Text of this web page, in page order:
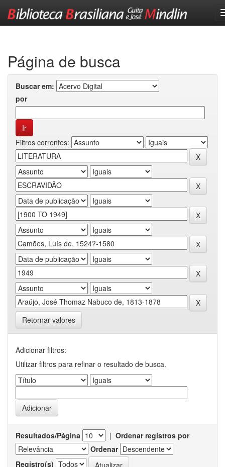
Página de busca
Buscar em:
por
Filtros correntes:
Retornar valores
Adicionar filtros:
Utilizar filtros para refinar o resultado de busca.
Resultados/Página | Ordenar registros por
Ordenar
Registro(s)